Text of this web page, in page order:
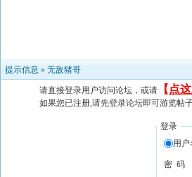
提示信息 » 无敌猪哥
请直接登录用户访问论坛，或请 【 点
如果您已注册,请先登录论坛即可游览帖
登录
用户
密 码